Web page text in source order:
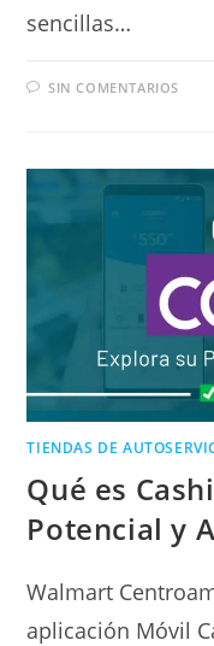
sencillas…
SIN COMENTARIOS
TIENDAS DE
Qué es
Potencial y
Walmart
aplicación Móvil